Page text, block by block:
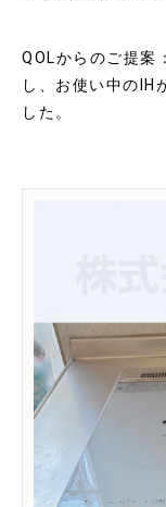
QOLからのご提案
し、お使い中のIH
した。